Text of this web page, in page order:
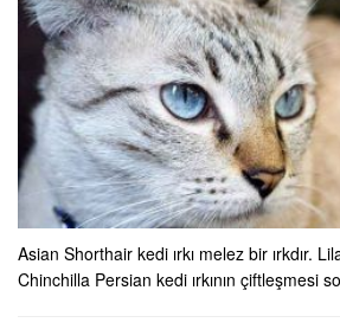
Asian Shorthair kedi ırkı melez bir ırkdır.
Chinchilla Persian kedi ırkının çiftleşmesi